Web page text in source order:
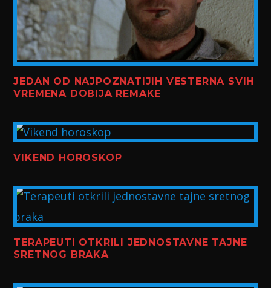
JEDAN OD NAJPOZNATIJIH VESTERNA SVIH
VREMENA DOBIJA REMAKE
VIKEND HOROSKOP
TERAPEUTI OTKRILI JEDNOSTAVNE TAJNE
SRETNOG BRAKA